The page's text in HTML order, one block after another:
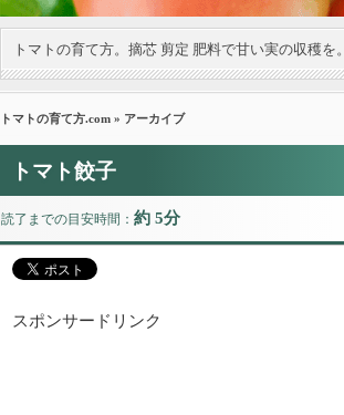
トマトの育て方。摘芯 剪定 肥料で甘い実の収穫を。
トマトの育て方.com » アーカイブ
トマト餃子
読了までの目安時間： 約 5分
スポンサードリンク